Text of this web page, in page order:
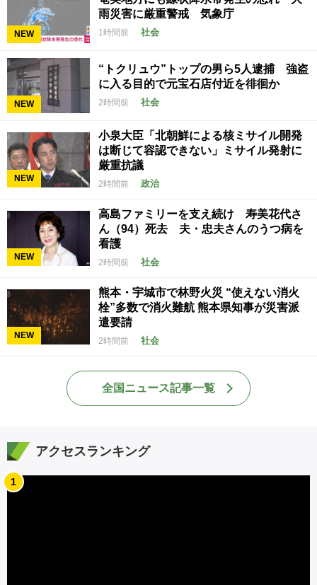
NEW
雨災害に厳重警戒 気象庁
1時間前 社会
NEW
“トクリュウ”トップの男ら5人逮捕 強盗
に入る目的で元宝石店付近を徘徊か
2時間前 社会
NEW
小泉大臣「北朝鮮による核ミサイル開発
は断じて容認できない」ミサイル発射に
厳重抗議
2時間前 政治
NEW
高島ファミリーを支え続け 寿美花代さ
ん（94）死去 夫・忠夫さんのうつ病を
看護
2時間前 社会
NEW
熊本・宇城市で林野火災 “使えない消火
栓”多数で消火難航 熊本県知事が災害派
遣要請
2時間前 社会
全国ニュース記事一覧
アクセスランキング
1